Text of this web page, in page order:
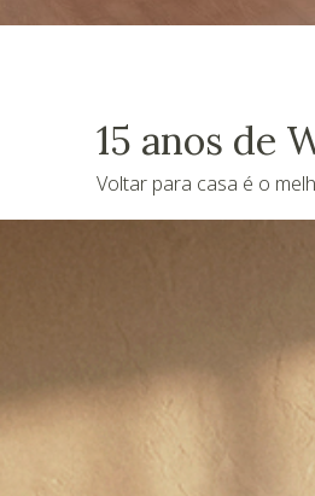
15 anos de
Voltar para casa é o